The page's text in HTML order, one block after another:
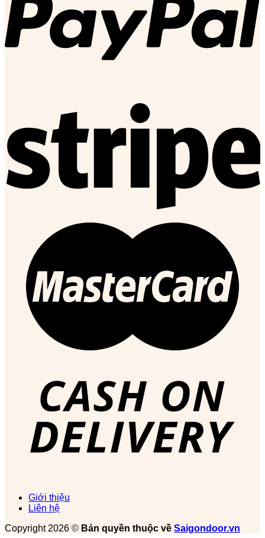
Giới thiệu
Liên hệ
Copyright 2026 © Bản quyền thuộc về Saigondoor.vn